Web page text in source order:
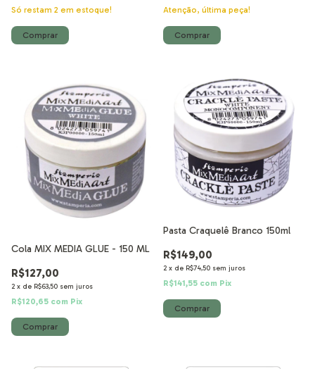
Só restam 2 em estoque!
Atenção, última peça!
Cola MIX MEDIA GLUE - 150 ML
R$127,00
2 x de R$63,50 sem juros
R$120,65 com Pix
Pasta Craquelê Branco 150ml
R$149,00
2 x de R$74,50 sem juros
R$141,55 com Pix